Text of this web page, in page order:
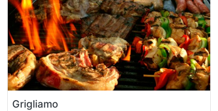
Grigliamo